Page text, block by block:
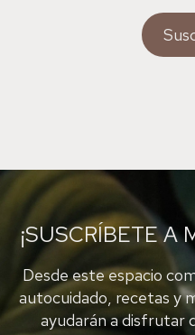
¡SUSCRÍBETE A
Desde este espacio
autocuidado, recetas y
ayudarán a disfrutar